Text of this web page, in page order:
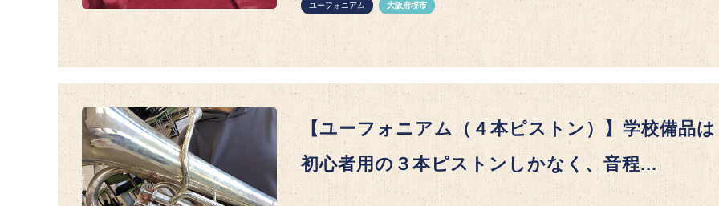
ユーフォニアム 大阪府堺市
【ユーフォニアム（４本ピストン）】学校備品は
初心者用の３本ピストンしかなく、音程...